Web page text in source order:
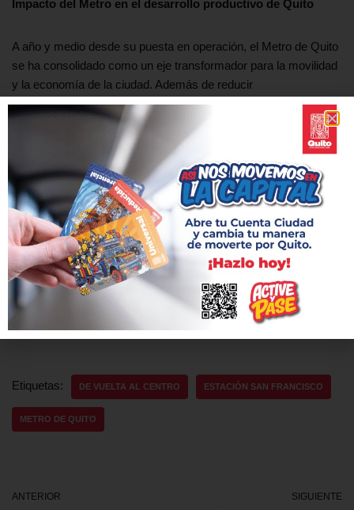
Impacto del Metro en el desarrollo productivo de Quito
A año y medio desde su puesta en operación, el Metro de Quito
se ha consolidado como un eje transformador para la movilidad
y la economía de la ciudad. Además de reducir
significativamente los tiempos de traslado y descongestionar
las vías, ha impulsado el comercio formal e informal alrededor
de sus estaciones, generando nuevas oportunidades de empleo
y reactivando zonas estratégicas como el Centro Histórico.
Su integración con otros medios de transporte y su
accesibilidad han fortalecido la productividad de los quiteños,
facilitando el acceso a empleos, educación y servicios
esenciales, mientras contribuye a la reducción de emisiones
contaminantes. Sin duda, el Metro no solo es un símbolo de
modernidad, sino también un catalizador del desarrollo
Etiquetas: DE VUELTA AL CENTRO ESTACIÓN SAN FRANCISCO
METRO DE QUITO
ANTERIOR SIGUIENTE